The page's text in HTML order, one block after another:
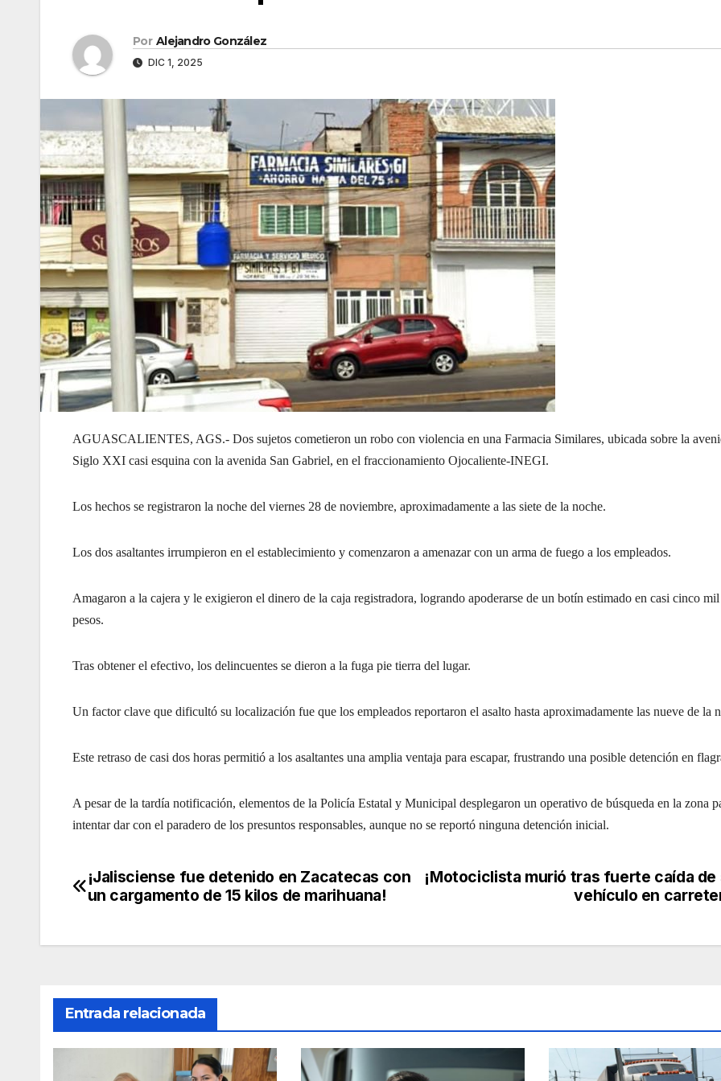
Por Alejandro González
DIC 1, 2025
AGUASCALIENTES, AGS.- Dos sujetos cometieron un robo con violencia en una Farmacia Similares, ubicada sobre la
Siglo XXI casi esquina con la avenida San Gabriel, en el fraccionamiento Ojocaliente-INEGI.
Los hechos se registraron la noche del viernes 28 de noviembre, aproximadamente a las siete de la noche.
Los dos asaltantes irrumpieron en el establecimiento y comenzaron a amenazar con un arma de fuego a los empleados.
Amagaron a la cajera y le exigieron el dinero de la caja registradora, logrando apoderarse de un botín estimado en casi cinco mil
pesos.
Tras obtener el efectivo, los delincuentes se dieron a la fuga pie tierra del lugar.
Un factor clave que dificultó su localización fue que los empleados reportaron el asalto hasta aproximadamente las nueve de la
Este retraso de casi dos horas permitió a los asaltantes una amplia ventaja para escapar, frustrando una posible detención en
A pesar de la tardía notificación, elementos de la Policía Estatal y Municipal desplegaron un operativo de búsqueda en la zona
intentar dar con el paradero de los presuntos responsables, aunque no se reportó ninguna detención inicial.
Navegación
entradas
¡Motociclista murió tras fuerte caída de
vehículo en
¡Jalisciense fue detenido en Zacatecas con
un cargamento de 15 kilos de marihuana!
Entrada relacionada